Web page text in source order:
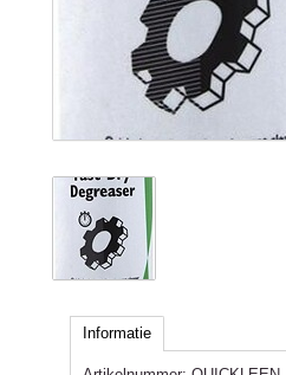
Informatie